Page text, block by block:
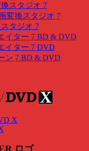
スタジオ 7
変換スタジオ 7
タジオ 7
イター 7 BD & DVD
イター 7 DVD
ン 7 BD & DVD
X